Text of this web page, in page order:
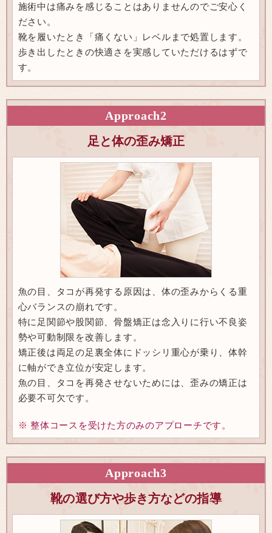
施術中は痛みを感じることはありませんのでご安心く
ださい。
靴を履いたとき「痛くない」レベルまで処置します。
歩き出したときの快適さを実感していただけるはずで
す。
Approach2
足と体の歪み矯正
魚の目、タコが再発する原因は、体の歪みからくる重
心バランスの崩れです。
特に足関節や股関節、骨盤矯正は念入りに行い不良姿
勢や可動制限を改善します。
矯正後は両足の足裏全体にドッシリ重心が乗り、体幹
に軸ができ立位が安定します。
魚の目、タコを再発させないためには、歪みの矯正は
必要不可欠です。
※ 整体コースを受けた方のみのアプローチです。
Approach3
靴の選び方や歩き方などの指導